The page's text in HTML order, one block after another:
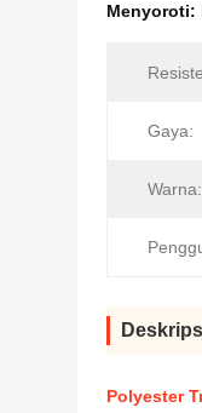
Menyoroti:
Gaya:
Warna:
Polyester